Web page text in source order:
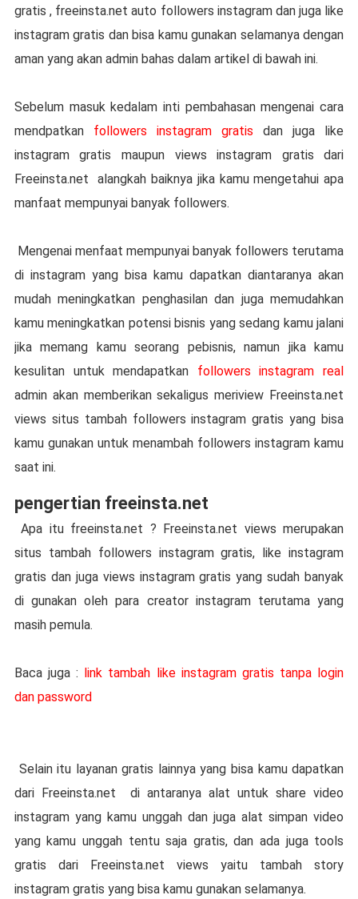
gratis , freeinsta.net auto followers instagram dan juga like
instagram gratis dan bisa kamu gunakan selamanya dengan
aman yang akan admin bahas dalam artikel di bawah ini.
Sebelum masuk kedalam inti pembahasan mengenai cara
mendpatkan followers instagram gratis dan juga like
instagram gratis maupun views instagram gratis dari
Freeinsta.net
alangkah baiknya jika kamu mengetahui apa
manfaat mempunyai banyak followers.
Mengenai menfaat mempunyai banyak followers terutama
di instagram yang bisa kamu dapatkan diantaranya akan
mudah meningkatkan penghasilan dan juga memudahkan
kamu meningkatkan potensi bisnis yang sedang kamu jalani
jika memang kamu seorang pebisnis, namun jika kamu
kesulitan untuk mendapatkan followers instagram real
admin akan memberikan sekaligus meriview Freeinsta.net
views situs tambah followers instagram gratis yang bisa
kamu gunakan untuk menambah followers instagram kamu
saat ini.
pengertian freeinsta.net
Apa itu freeinsta.net ? Freeinsta.net views merupakan
situs tambah followers instagram gratis, like instagram
gratis dan juga views instagram gratis yang sudah banyak
di gunakan oleh para creator instagram terutama yang
masih pemula.
Baca juga : link tambah like instagram gratis tanpa login
dan password
Selain itu layanan gratis lainnya yang bisa kamu dapatkan
dari Freeinsta.net
di antaranya alat untuk share video
instagram yang kamu unggah dan juga alat simpan video
yang kamu unggah tentu saja gratis, dan ada juga tools
gratis dari Freeinsta.net views yaitu tambah story
instagram gratis yang bisa kamu gunakan selamanya.